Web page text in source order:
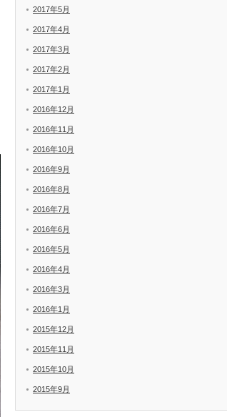
2017年5月
2017年4月
2017年3月
2017年2月
2017年1月
2016年12月
2016年11月
2016年10月
2016年9月
2016年8月
2016年7月
2016年6月
2016年5月
2016年4月
2016年3月
2016年1月
2015年12月
2015年11月
2015年10月
2015年9月